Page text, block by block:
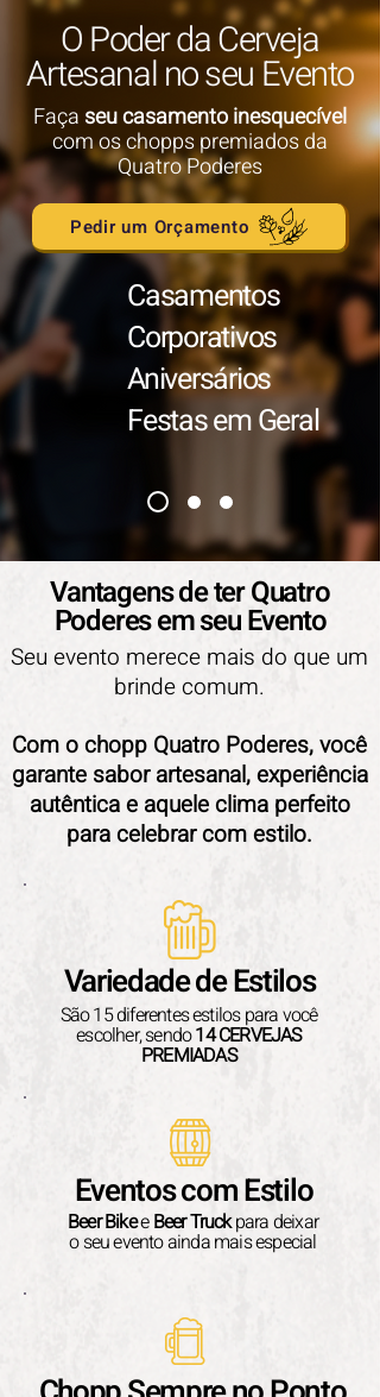
O Poder da Cerveja
Artesanal no seu Evento
Faça seu casamento inesquecível
com oschopps premiados da
Quatro Poderes
Pedir um Orçamento
Casamentos
Corporativos
Aniversários
Festas em Geral
Vantagens de ter Quatro
Poderes em seu Evento
Seu evento merece mais do que um
brinde comum.
Com o chopp Quatro Poderes, você
garante sabor artesanal, experiência
autêntica e aquele clima perfeito
para celebrar com estilo.
Variedade de Estilos
São 15 diferentes estilos para você
escolher, sendo14CERVEJAS
PREMIADAS
Eventoscom Estilo
Beer BikeeBeer Truckpara deixar
o seu evento ainda mais especial